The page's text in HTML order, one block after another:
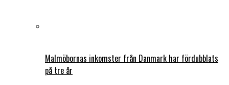
Malmöbornas inkomster från Danmark har fördubblats
på tre år